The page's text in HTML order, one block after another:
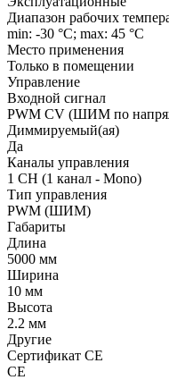
Диапазон рабочих
min: -30 °C; max: 45 °C
Место применения
Только в помещении
Управление
Входной сигнал
PWM СV (ШИМ по
Диммируемый(ая)
Да
Каналы управления
1 CH (1 канал - Mono)
Тип управления
PWM (ШИМ)
Габариты
Длина
5000 мм
Ширина
10 мм
Высота
2.2 мм
Другие
Сертификат CE
CE